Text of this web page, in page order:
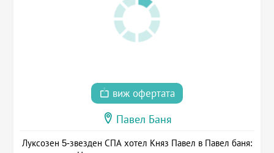
виж офертата
Павел Баня
Луксозен 5-звезден СПА хотел Княз Павел в Павел баня: